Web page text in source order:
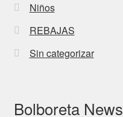
Niños
REBAJAS
Sin categorizar
Bolboreta News